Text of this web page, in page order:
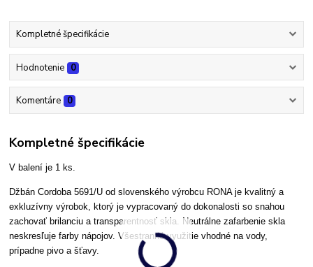
Kompletné špecifikácie
Hodnotenie 0
Komentáre 0
Kompletné špecifikácie
V balení je 1 ks.
Džbán Cordoba 5691/U od slovenského výrobcu RONA je kvalitný a
exkluzívny výrobok, ktorý je vypracovaný do dokonalosti so snahou
zachovať brilanciu a transparentnosť skla. Neutrálne zafarbenie skla
neskresľuje farby nápojov. Všestranné využitie vhodné na vody,
prípadne pivo a šťavy.